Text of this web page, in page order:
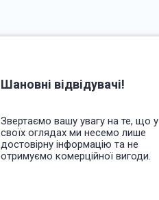
Шановні відвідувачі!
Звертаємо вашу увагу на те, що у
своїх оглядах ми несемо лише
достовірну інформацію та не
отримуємо комерційної вигоди.